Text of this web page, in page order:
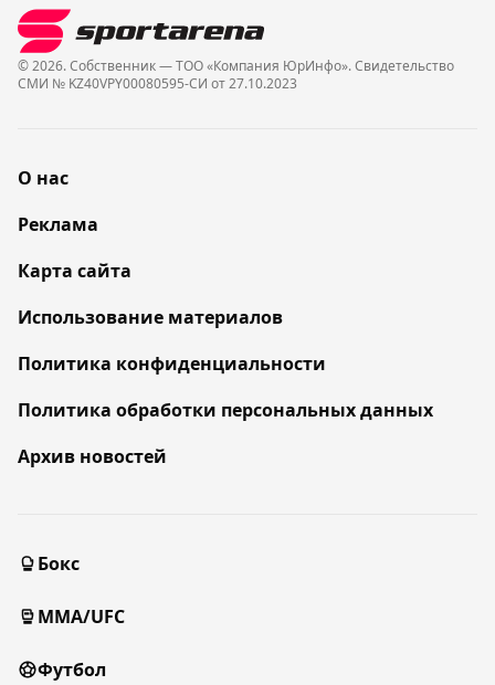
© 2026. Собственник — ТОО «Компания ЮрИнфо». Cвидетельство
СМИ № KZ40VPY00080595-СИ от 27.10.2023
О нас
Реклама
Карта сайта
Использование материалов
Политика конфиденциальности
Политика обработки персональных данных
Архив новостей
Бокс
MMA/UFC
Футбол